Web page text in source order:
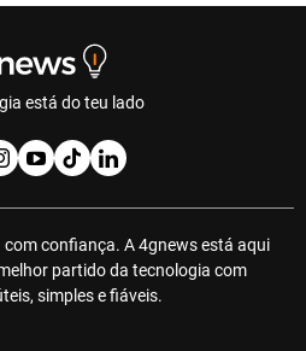
está do teu lado
com confiança. A 4gnews está aqui
partido da tecnologia com
simples e fiáveis.